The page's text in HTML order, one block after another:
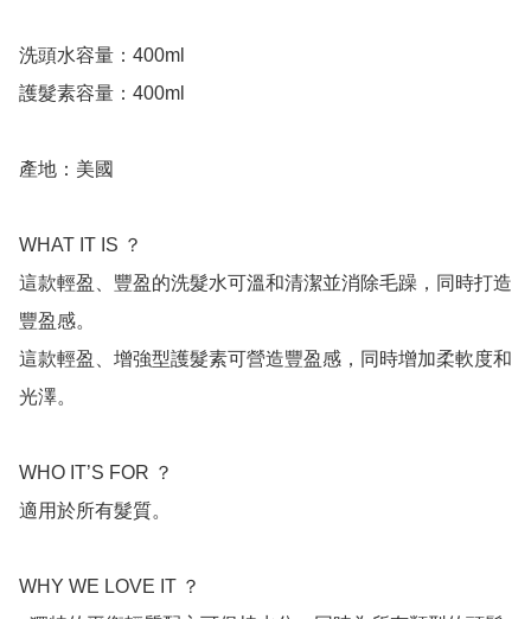
洗頭水容量：400ml
護髮素容量：400ml
產地：美國
WHAT IT IS ？
這款輕盈、豐盈的洗髮水可溫和清潔並消除毛躁，同時打造
豐盈感。
這款輕盈、增強型護髮素可營造豐盈感，同時增加柔軟度和
光澤。
WHO IT’S FOR ？
適用於所有髮質。
WHY WE LOVE IT ？